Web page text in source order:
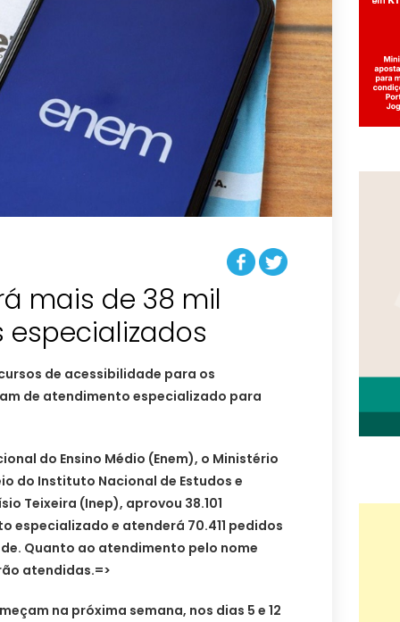
mais de 38 mil
de acessibilidade para os
de atendimento especializado para
do Ensino Médio (Enem), o Ministério
do Instituto Nacional de Estudos e
Teixeira (Inep), aprovou 38.101
especializado e atenderá 70.411 pedidos
Quanto ao atendimento pelo nome
atendidas.=>
na próxima semana, nos dias 5 e 12